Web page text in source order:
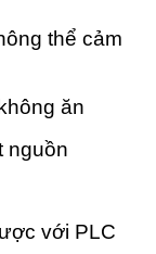
thể cảm
ăn
nguồn
với PLC